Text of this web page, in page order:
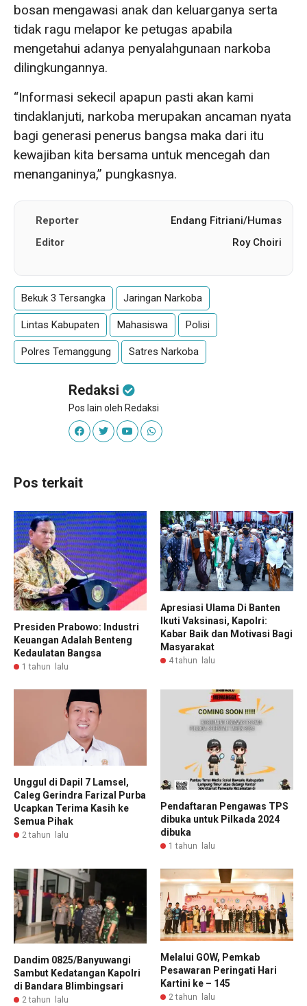
bosan mengawasi anak dan keluarganya serta
tidak ragu melapor ke petugas apabila
mengetahui adanya penyalahgunaan narkoba
dilingkungannya.
“Informasi sekecil apapun pasti akan kami
tindaklanjuti, narkoba merupakan ancaman nyata
bagi generasi penerus bangsa maka dari itu
kewajiban kita bersama untuk mencegah dan
menanganinya,” pungkasnya.
Reporter
Endang Fitriani/Humas
Editor
Roy Choiri
Bekuk 3 Tersangka Jaringan Narkoba
Lintas Kabupaten Mahasiswa Polisi
Polres Temanggung Satres Narkoba
Redaksi
Pos lain oleh Redaksi
Pos terkait
Presiden Prabowo: Industri
Keuangan Adalah Benteng
Kedaulatan Bangsa
1 tahun lalu
Apresiasi Ulama Di Banten
Ikuti Vaksinasi, Kapolri:
Kabar Baik dan Motivasi Bagi
Masyarakat
4 tahun lalu
Unggul di Dapil 7 Lamsel,
Caleg Gerindra Farizal Purba
Ucapkan Terima Kasih ke
Semua Pihak
2 tahun lalu
Pendaftaran Pengawas TPS
dibuka untuk Pilkada 2024
dibuka
1 tahun lalu
Dandim 0825/Banyuwangi
Sambut Kedatangan Kapolri
di Bandara Blimbingsari
2 tahun lalu
Melalui GOW, Pemkab
Pesawaran Peringati Hari
Kartini ke – 145
2 tahun lalu